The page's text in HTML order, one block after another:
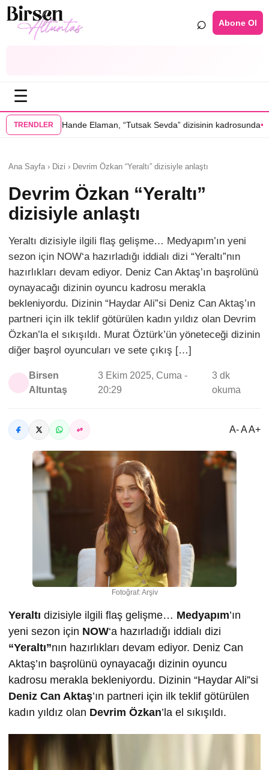
⌕ Abone Ol
☰
TRENDLER
Elaman, “Tutsak Sevda” dizisinin kadrosunda•Serenay Sarıkaya’lı
Ana Sayfa › Dizi › Devrim Özkan “Yeraltı” dizisiyle anlaştı
Devrim Özkan “Yeraltı”
dizisiyle anlaştı
Yeraltı dizisiyle ilgili flaş gelişme… Medyapım’ın yeni
sezon için NOW‘a hazırladığı iddialı dizi “Yeraltı”nın
hazırlıkları devam ediyor. Deniz Can Aktaş’ın başrolünü
oynayacağı dizinin oyuncu kadrosu merakla
bekleniyordu. Dizinin “Haydar Ali”si Deniz Can Aktaş’ın
partneri için ilk teklif götürülen kadın yıldız olan Devrim
Özkan’la el sıkışıldı. Murat Öztürk’ün yöneteceği dizinin
diğer başrol oyuncuları ve sete çıkış […]
Birsen
Altuntaş
3 Ekim 2025, Cuma -
20:29
3 dk
okuma
A- A A+
Fotoğraf: Arşiv
Yeraltı dizisiyle ilgili flaş gelişme… Medyapım’ın
yeni sezon için NOW‘a hazırladığı iddialı dizi
“Yeraltı”nın hazırlıkları devam ediyor. Deniz Can
Aktaş’ın başrolünü oynayacağı dizinin oyuncu
kadrosu merakla bekleniyordu. Dizinin “Haydar Ali”si
Deniz Can Aktaş’ın partneri için ilk teklif götürülen
kadın yıldız olan Devrim Özkan’la el sıkışıldı.